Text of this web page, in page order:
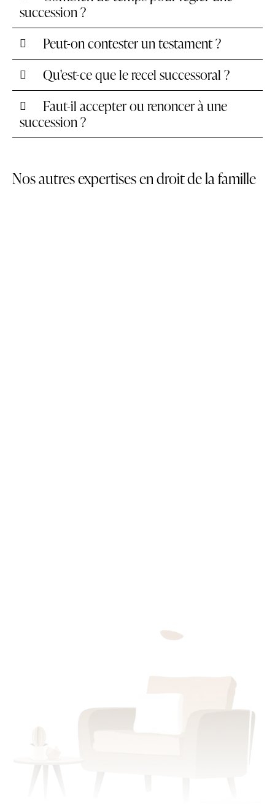
succession ?
Peut-on contester un testament ?
Qu'est-ce que le recel successoral ?
Faut-il accepter ou renoncer à une
succession ?
Nos autres expertises en droit de la famille